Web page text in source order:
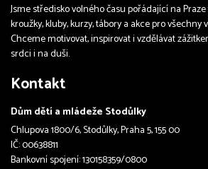
Jsme středisko volného času pořádající na Praze
kroužky, kluby, kurzy, tábory a akce pro všechny
Chceme motivovat, inspirovat i vzdělávat
srdci i na duši.
Kontakt
Dům dětí a mládeže Stodůlky
Chlupova 1800/6, Stodůlky, Praha 5, 155 00
IČ: 00638811
Bankovní spojení: 130158359/0800